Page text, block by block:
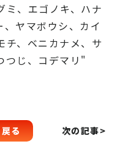
ミ、エゴノキ、ハナ
、ヤマボウシ、カイ
チ、ベニカナメ、サ
つじ、コデマリ"
る 次の記事>